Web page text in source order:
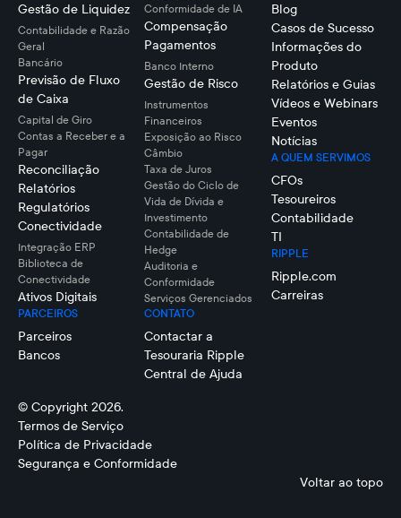
Gestão de Liquidez
Contabilidade e Razão
Geral
Bancário
Previsão de Fluxo
de Caixa
Capital de Giro
Contas a Receber e a
Pagar
Reconciliação
Relatórios
Regulatórios
Conectividade
Integração ERP
Biblioteca de
Conectividade
Ativos Digitais
PARCEIROS
Parceiros
Bancos
Conformidade de IA
Compensação
Pagamentos
Banco Interno
Gestão de Risco
Instrumentos
Financeiros
Exposição ao Risco
Câmbio
Taxa de Juros
Gestão do Ciclo de
Vida de Dívida e
Investimento
Contabilidade de
Hedge
Auditoria e
Conformidade
Serviços Gerenciados
CONTATO
Contactar a
Tesouraria Ripple
Central de Ajuda
Blog
Casos de Sucesso
Informações do
Produto
Relatórios e Guias
Vídeos e Webinars
Eventos
Notícias
A QUEM SERVIMOS
CFOs
Tesoureiros
Contabilidade
TI
RIPPLE
Ripple.com
Carreiras
© Copyright 2026.
Termos de Serviço
Política de Privacidade
Segurança e Conformidade
Voltar ao topo